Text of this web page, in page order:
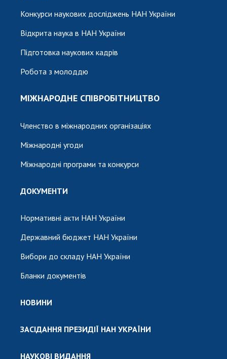
Конкурси наукових досліджень НАН України
Відкрита наука в НАН України
Підготовка наукових кадрів
Робота з молоддю
МІЖНАРОДНЕ СПІВРОБІТНИЦТВО
Членство в міжнародних організаціях
Міжнародні угоди
Міжнародні програми та конкурси
ДОКУМЕНТИ
Нормативні акти НАН України
Державний бюджет НАН України
Вибори до складу НАН України
Бланки документів
НОВИНИ
ЗАСІДАННЯ ПРЕЗИДІЇ НАН УКРАЇНИ
НАУКОВІ ВИДАННЯ